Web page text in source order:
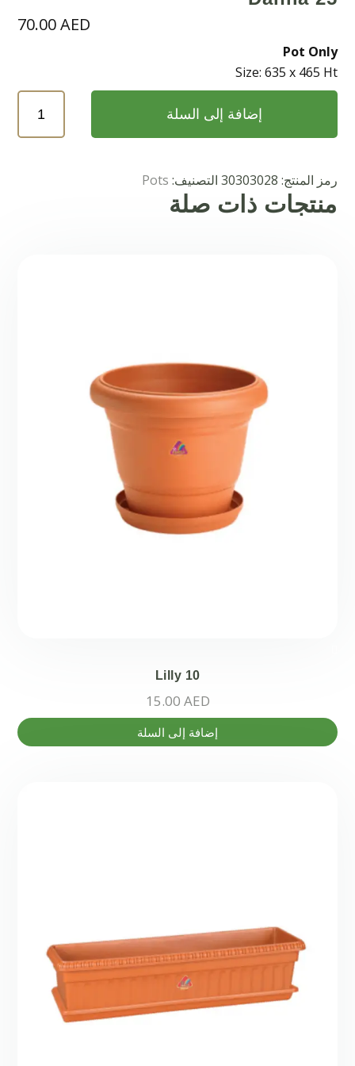
70.00AED
Pot Only
Size: 635 x 465 Ht
Dahlia
25
إضافة إلى السلة
رمز المنتج: 30303028 التصنيف: Pots
منتجات ذات صلة
Lilly 10
15.00 AED
إضافة إلى السلة